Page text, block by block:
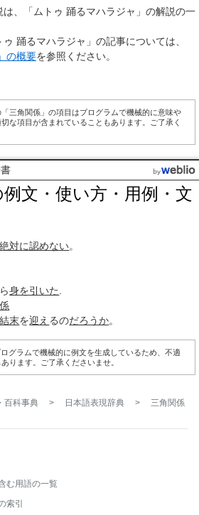
、「ムトゥ 踊るマハラジャ」の解説の一
ゥ 踊るマハラジャ」の記事については、
の概要を参照ください。
三角関係」の項目はプログラムで機械的に意味や
な項目が含まれていることもあります。ご了承く
例文・使い方・用例・文
絶対に認めない。
身を引いた
結末を迎え るのだろうか。
グラムで機械的に例文を生成しているため、不適
ります。ご了承くださいませ。
百科事典 > 日本語表現辞典 >
三角関係
む用語の一覧
索引